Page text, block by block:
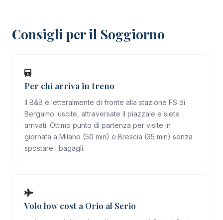
Consigli per il Soggiorno
Per chi arriva in treno
Il B&B è letteralmente di fronte alla stazione FS di
Bergamo: uscite, attraversate il piazzale e siete
arrivati. Ottimo punto di partenza per visite in
giornata a Milano (50 min) o Brescia (35 min) senza
spostare i bagagli.
Volo low cost a Orio al Serio